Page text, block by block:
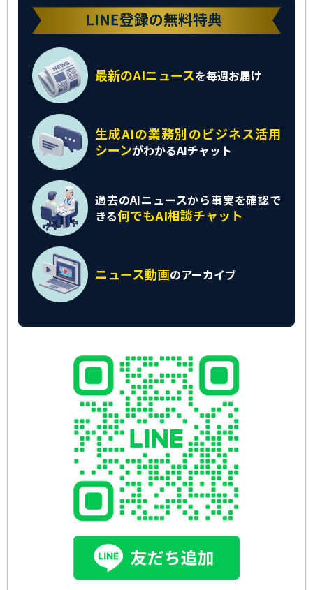
最新のAIニュースを毎週お届け
生成AIの業務別のビジネス活用
シーンがわかるAIチャット
過去のAIニュースから事実を確認で
きる何でもAI相談チャット
ニュース動画のアーカイブ